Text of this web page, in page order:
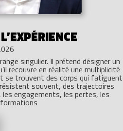
singulier. Il prétend désigner un
recouvre en réalité une multiplicité
se trouvent des corps qui fatiguent
souvent, des trajectoires
engagements, les pertes, les